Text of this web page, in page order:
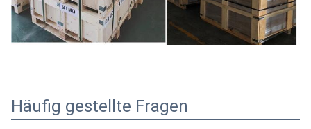
Häufig gestellte Fragen